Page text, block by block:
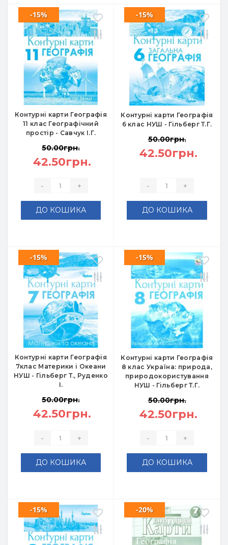
Контурні карти Географія
11 клас Географічний
простір - Савчук І.Г.
-15%
50.00грн.
42.50грн.
- +
ДО КОШИКА
Контурні карти Географія
6 клас НУШ - Гільберг Т.Г.
-15%
50.00грн.
42.50грн.
- +
ДО КОШИКА
Контурні карти Географія
7клас Материки і Океани
НУШ - Гільберг Т., Руденко
І.
-15%
50.00грн.
42.50грн.
- +
ДО КОШИКА
Контурні карти Географія
8 клас Україна: природа,
природокористування
НУШ - Гільберг Т.Г.
-15%
50.00грн.
42.50грн.
- +
ДО КОШИКА
-15% -20%